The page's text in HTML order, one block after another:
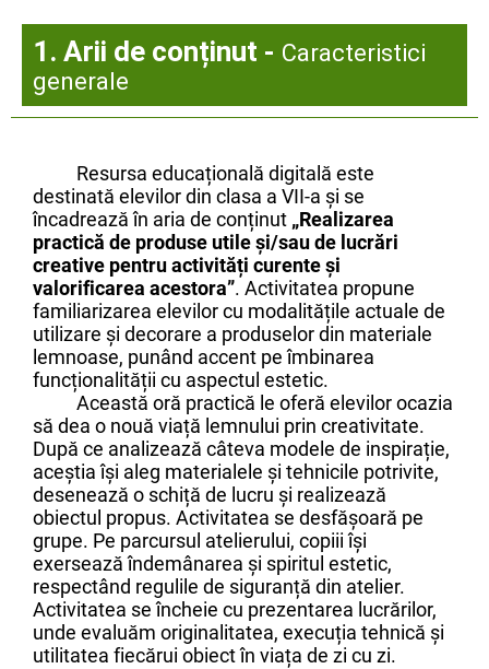
1. Arii de conținut - Caracteristici
generale
Resursa educațională digitală este
destinată elevilor din clasa a VII-a și se
încadrează în aria de conținut „Realizarea
practică de produse utile și/sau de lucrări
creative pentru activități curente și
valorificarea acestora”. Activitatea propune
familiarizarea elevilor cu modalitățile actuale de
utilizare și decorare a produselor din materiale
lemnoase, punând accent pe îmbinarea
funcționalității cu aspectul estetic.
Această oră practică le oferă elevilor ocazia
să dea o nouă viață lemnului prin creativitate.
După ce analizează câteva modele de inspirație,
aceștia își aleg materialele și tehnicile potrivite,
desenează o schiță de lucru și realizează
obiectul propus. Activitatea se desfășoară pe
grupe. Pe parcursul atelierului, copiii își
exersează îndemânarea și spiritul estetic,
respectând regulile de siguranță din atelier.
Activitatea se încheie cu prezentarea lucrărilor,
unde evaluăm originalitatea, execuția tehnică și
utilitatea fiecărui obiect în viața de zi cu zi.